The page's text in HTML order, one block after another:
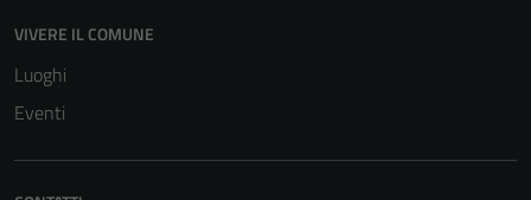
VIVERE IL COMUNE
Luoghi
Eventi